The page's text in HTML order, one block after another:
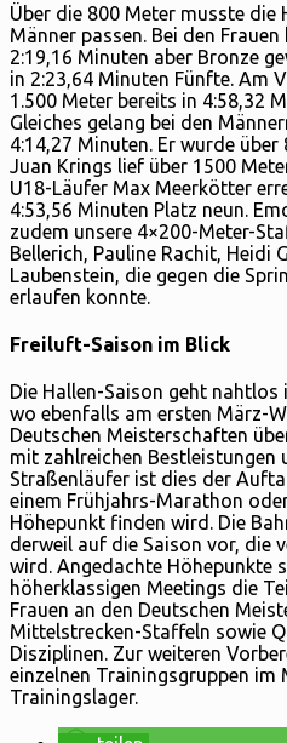
Über die 800 Meter musste die
Männer passen. Bei den
2:19,16 Minuten aber Bronze
in 2:23,64 Minuten Fünfte. Am
1.500 Meter bereits in 4:58,32
Gleiches gelang bei den
4:14,27 Minuten. Er wurde
Juan Krings lief über 1500
U18-Läufer Max Meerkötter
4:53,56 Minuten Platz neun.
zudem unsere 4×200-Meter-
Bellerich, Pauline Rachit, Heidi
Laubenstein, die gegen die
erlaufen konnte.
Freiluft-Saison im Blick
Die Hallen-Saison geht nahtlos
wo ebenfalls am ersten März-
Deutschen Meisterschaften
mit zahlreichen Bestleistungen
Straßenläufer ist dies der
einem Frühjahrs-Marathon
Höhepunkt finden wird. Die
derweil auf die Saison vor, die
wird. Angedachte Höhepunkte
höherklassigen Meetings die
Frauen an den Deutschen
Mittelstrecken-Staffeln sowie
Disziplinen. Zur weiteren
einzelnen Trainingsgruppen im
Trainingslager.